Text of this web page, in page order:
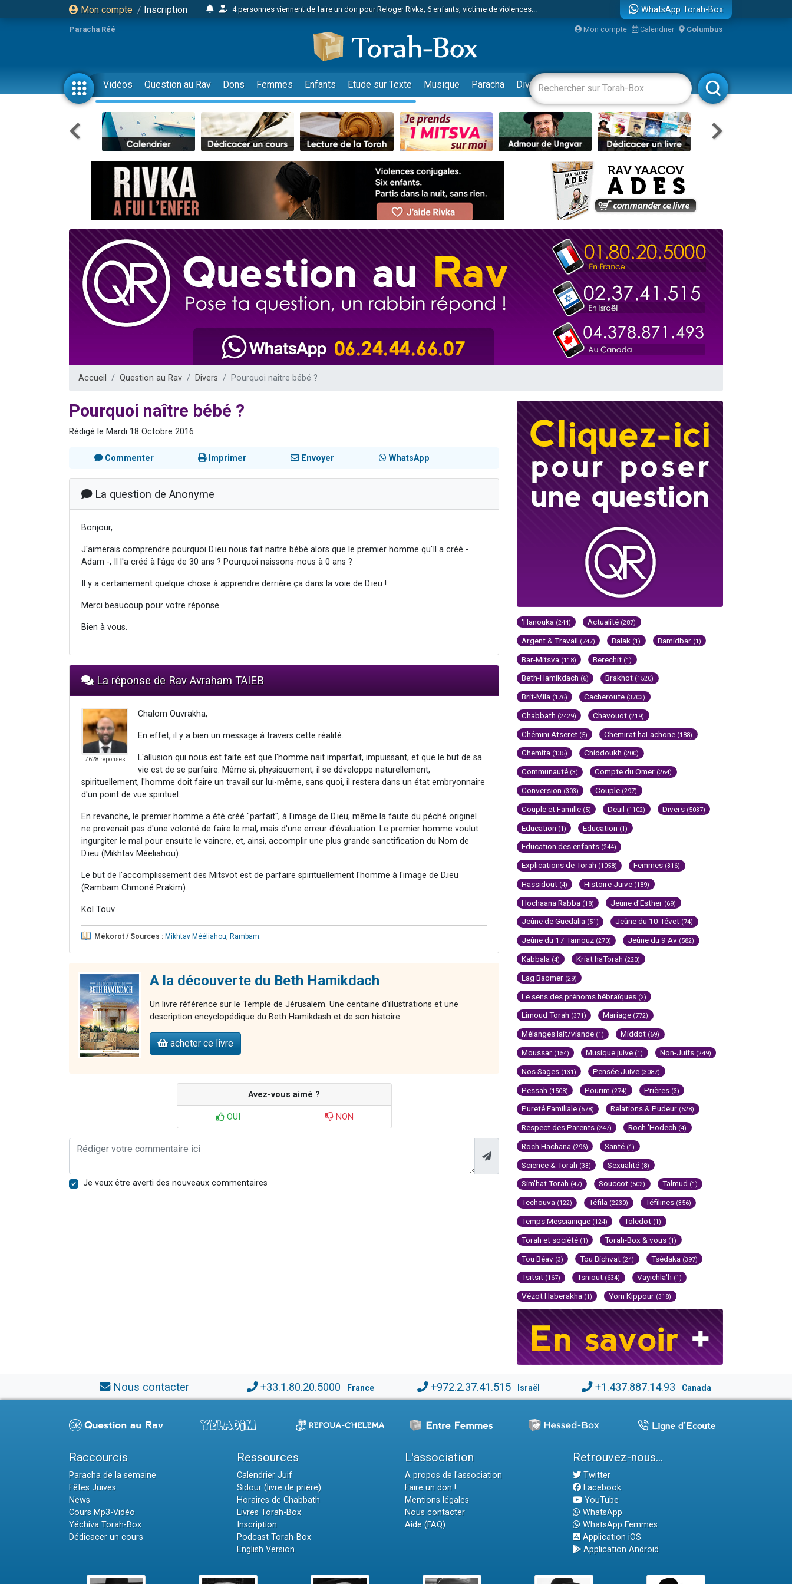
Mon compte / Inscription
4 personnes viennent de faire un don pour Reloger Rivka, 6 enfants, victime de violences...
17 personnes viennent de demander une bénédiction
4 personnes viennent de nous rejoindre sur WhatsApp
Il reste 49 places pour étudier en groupe sur Zoom
23 personnes viennent de faire un don pour Diane, 80 ans, dans un appartement insalubre
Eva vient de donner son Maasser
4 personnes viennent de nous rejoindre sur WhatsApp
3 personnes viennent de nous rejoindre sur WhatsApp
3 personnes viennent de faire un don pour 5 jours de vacances aux Orphelins
Odaya vient de donner son Maasser
2 personnes viennent de nous rejoindre sur WhatsApp
13 personnes viennent de demander une bénédiction
12 nouvelles musiques dans Torah-Box Music
30 personnes viennent de faire un don pour Sauvez la jambe de Yohan
Il reste 49 places pour étudier en groupe sur Zoom
2 personnes viennent de nous rejoindre sur WhatsApp
2 nouvelles musiques dans Torah-Box Music
6 personnes viennent de nous rejoindre sur WhatsApp
WhatsApp Torah-Box
Paracha Réé Mon compte Calendrier Columbus
Vidéos Question au Rav Dons Femmes Enfants Etude sur Texte Musique Paracha Divertissements Livres Rabbanim
Accueil Question au Rav Divers Pourquoi naître bébé ?
Pourquoi naître bébé ?
Rédigé le Mardi 18 Octobre 2016
Commenter Imprimer Envoyer WhatsApp
La question de Anonyme
Bonjour,
J'aimerais comprendre pourquoi D.ieu nous fait naitre bébé alors que le premier homme qu'Il a créé -
Adam -, Il l'a créé à l'âge de 30 ans ? Pourquoi naissons-nous à 0 ans ?
Il y a certainement quelque chose à apprendre derrière ça dans la voie de D.ieu !
Merci beaucoup pour votre réponse.
Bien à vous.
La réponse de Rav Avraham TAIEB
7628 réponses
Chalom Ouvrakha,
En effet, il y a bien un message à travers cette réalité.
L'allusion qui nous est faite est que l'homme nait imparfait, impuissant, et que le but de sa
vie est de se parfaire. Même si, physiquement, il se développe naturellement,
spirituellement, l'homme doit faire un travail sur lui-même, sans quoi, il restera dans un état embryonnaire
d'un point de vue spirituel.
En revanche, le premier homme a été créé "parfait", à l'image de D.ieu; même la faute du péché originel
ne provenait pas d'une volonté de faire le mal, mais d'une erreur d'évaluation. Le premier homme voulut
ingurgiter le mal pour ensuite le vaincre, et, ainsi, accomplir une plus grande sanctification du Nom de
D.ieu (Mikhtav Méeliahou).
Le but de l'accomplissement des Mitsvot est de parfaire spirituellement l'homme à l'image de D.ieu
(Rambam Chmoné Prakim).
Kol Touv.
Mékorot / Sources : Mikhtav Mééliahou Rambam
A la découverte du Beth Hamikdach
Un livre référence sur le Temple de Jérusalem. Une centaine d'illustrations et une
description encyclopédique du Beth Hamikdash et de son histoire.
acheter ce livre
Avez-vous aimé ?
OUI NON
Je veux être averti des nouveaux commentaires
'Hanouka (244) Actualité (287)
Argent & Travail (747) Balak (1) Bamidbar (1)
Bar-Mitsva (118) Berechit (1)
Beth-Hamikdach (6) Brakhot (1520)
Brit-Mila (176) Cacheroute (3703)
Chabbath (2429) Chavouot (219)
Chémini Atseret (5) Chemirat haLachone (188)
Chemita (135) Chiddoukh (200)
Communauté (3) Compte du Omer (264)
Conversion (303) Couple (297)
Couple et Famille (5) Deuil (1102) Divers (5037)
Education (1) Education (1)
Education des enfants (244)
Explications de Torah (1058) Femmes (316)
Hassidout (4) Histoire Juive (189)
Hochaana Rabba (18) Jeûne d'Esther (69)
Jeûne de Guedalia (51) Jeûne du 10 Tévet (74)
Jeûne du 17 Tamouz (270) Jeûne du 9 Av (582)
Kabbala (4) Kriat haTorah (220)
Lag Baomer (29)
Le sens des prénoms hébraïques (2)
Limoud Torah (371) Mariage (772)
Mélanges lait/viande (1) Middot (69)
Moussar (154) Musique juive (1) Non-Juifs (249)
Nos Sages (131) Pensée Juive (3087)
Pessah (1508) Pourim (274) Prières (3)
Pureté Familiale (578) Relations & Pudeur (528)
Respect des Parents (247) Roch 'Hodech (4)
Roch Hachana (296) Santé (1)
Science & Torah (33) Sexualité (8)
Sim'hat Torah (47) Souccot (502) Talmud (1)
Techouva (122) Téfila (2230) Téfilines (356)
Temps Messianique (124) Toledot (1)
Torah et société (1) Torah-Box & vous (1)
Tou Béav (3) Tou Bichvat (24) Tsédaka (397)
Tsitsit (167) Tsniout (634) Vayichla'h (1)
Vézot Haberakha (1) Yom Kippour (318)
Nous contacter +33.1.80.20.5000 France +972.2.37.41.515 Israël +1.437.887.14.93 Canada
Raccourcis
Paracha de la semaine
Fêtes Juives
News
Cours Mp3-Vidéo
Yéchiva Torah-Box
Dédicacer un cours
Ressources
Calendrier Juif
Sidour (livre de prière)
Horaires de Chabbath
Livres Torah-Box
Inscription
Podcast Torah-Box
English Version
L'association
A propos de l'association
Faire un don !
Mentions légales
Nous contacter
Aide (FAQ)
Retrouvez-nous...
Twitter
Facebook
YouTube
WhatsApp
WhatsApp Femmes
Application iOS
Application Android